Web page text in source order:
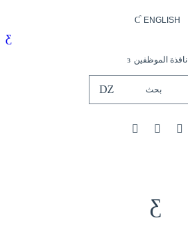
ENGLISH
نافذة الموظفين